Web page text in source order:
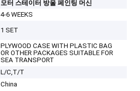
모터 스테이터 방울 페인팅 머신
4-6 WEEKS
1 SET
PLYWOOD CASE WITH PLASTIC BAG
OR OTHER PACKAGES SUITABLE FOR
SEA TRANSPORT
L/C,T/T
China